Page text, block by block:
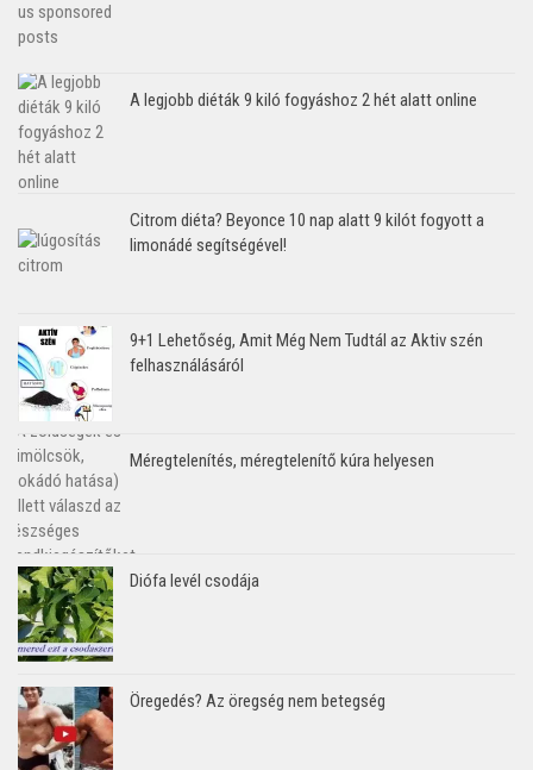
A legjobb diéták 9 kiló fogyáshoz 2 hét alatt online
Citrom diéta? Beyonce 10 nap alatt 9 kilót fogyott a
limonádé segítségével!
9+1 Lehetőség, Amit Még Nem Tudtál az Aktiv szén
felhasználásáról
Méregtelenítés, méregtelenítő kúra helyesen
Diófa levél csodája
Öregedés? Az öregség nem betegség